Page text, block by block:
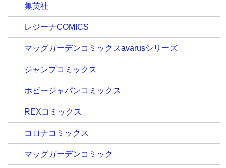
集英社
レジーナCOMICS
マッグガーデンコミックスavarusシリーズ
ジャンプコミックス
ホビージャパンコミックス
REXコミックス
コロナコミックス
マッグガーデンコミック